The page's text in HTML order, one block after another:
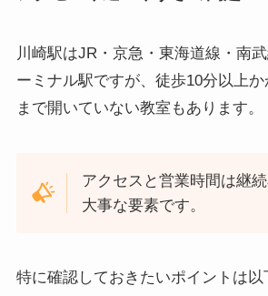
川崎駅はJR・京急・東海道線・南
ーミナル駅ですが、徒歩10分以上か
まで開いていない教室もあります。
アクセスと営業時間は継
大事な要素です。
特に確認しておきたいポイントは以